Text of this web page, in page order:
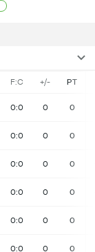
F:C +/- PT
0:0 0 0
0:0 0 0
0:0 0 0
0:0 0 0
0:0 0 0
0:0 0 0